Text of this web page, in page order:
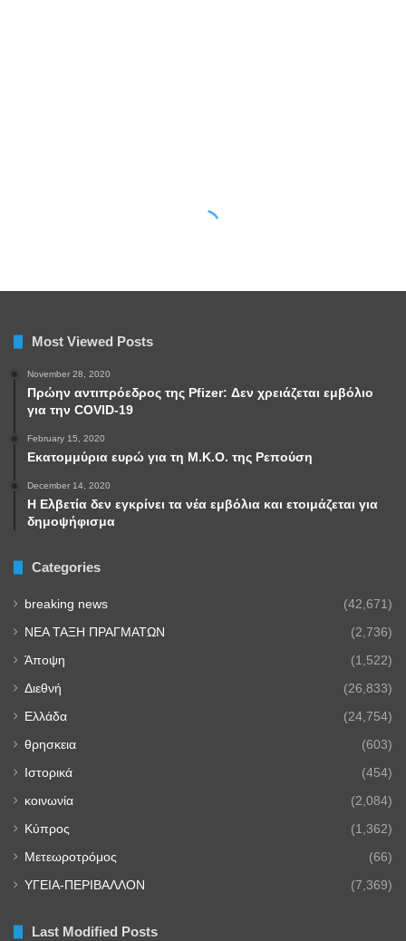
Most Viewed Posts
November 28, 2020
Πρώην αντιπρόεδρος της Pfizer: Δεν χρειάζεται εμβόλιο
για την COVID-19
February 15, 2020
Εκατομμύρια ευρώ για τη Μ.Κ.Ο. της Ρεπούση
December 14, 2020
Η Ελβετία δεν εγκρίνει τα νέα εμβόλια και ετοιμάζεται για
δημοψήφισμα
Categories
breaking news (42,671)
NEA TAΞΗ ΠΡΑΓΜΑΤΩΝ (2,736)
Άποψη (1,522)
Διεθνή (26,833)
Ελλάδα (24,754)
θρησκεια (603)
Ιστορικά (454)
κοινωνία (2,084)
Κύπρος (1,362)
Μετεωροτρόμος (66)
ΥΓΕΙΑ-ΠΕΡΙΒΑΛΛΟΝ (7,369)
Last Modified Posts